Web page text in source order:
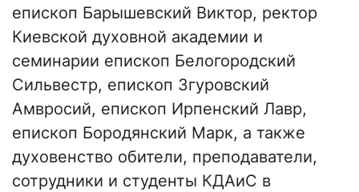
епископ Барышевский Виктор, ректор
Киевской духовной академии и
семинарии епископ Белогородский
Сильвестр, епископ Згуровский
Амвросий, епископ Ирпенский Лавр,
епископ Бородянский Марк, а также
духовенство обители, преподаватели,
сотрудники и студенты КДАиС в